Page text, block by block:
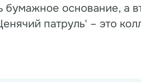
основание, а
патруль' – это